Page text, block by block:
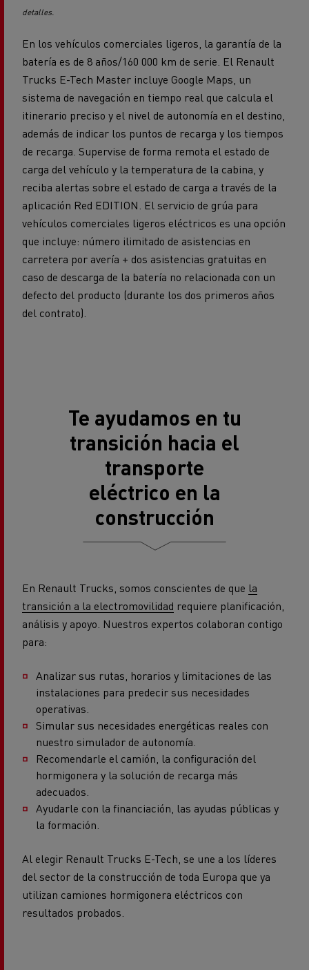
detalles.
En los vehículos comerciales ligeros, la garantía de la
batería es de 8 años/160 000 km de serie. El Renault
Trucks E-Tech Master incluye Google Maps, un
sistema de navegación en tiempo real que calcula el
itinerario preciso y el nivel de autonomía en el destino,
además de indicar los puntos de recarga y los tiempos
de recarga. Supervise de forma remota el estado de
carga del vehículo y la temperatura de la cabina, y
reciba alertas sobre el estado de carga a través de la
aplicación Red EDITION. El servicio de grúa para
vehículos comerciales ligeros eléctricos es una opción
que incluye: número ilimitado de asistencias en
carretera por avería + dos asistencias gratuitas en
caso de descarga de la batería no relacionada con un
defecto del producto (durante los dos primeros años
del contrato).
Te ayudamos en tu
transición hacia el
transporte
eléctrico en la
construcción
En Renault Trucks, somos conscientes de que la
transición a la electromovilidad requiere planificación,
análisis y apoyo. Nuestros expertos colaboran contigo
para:
Analizar sus rutas, horarios y limitaciones de las
instalaciones para predecir sus necesidades
operativas.
Simular sus necesidades energéticas reales con
nuestro simulador de autonomía.
Recomendarle el camión, la configuración del
hormigonera y la solución de recarga más
adecuados.
Ayudarle con la financiación, las ayudas públicas y
la formación.
Al elegir Renault Trucks E-Tech, se une a los líderes
del sector de la construcción de toda Europa que ya
utilizan camiones hormigonera eléctricos con
resultados probados.